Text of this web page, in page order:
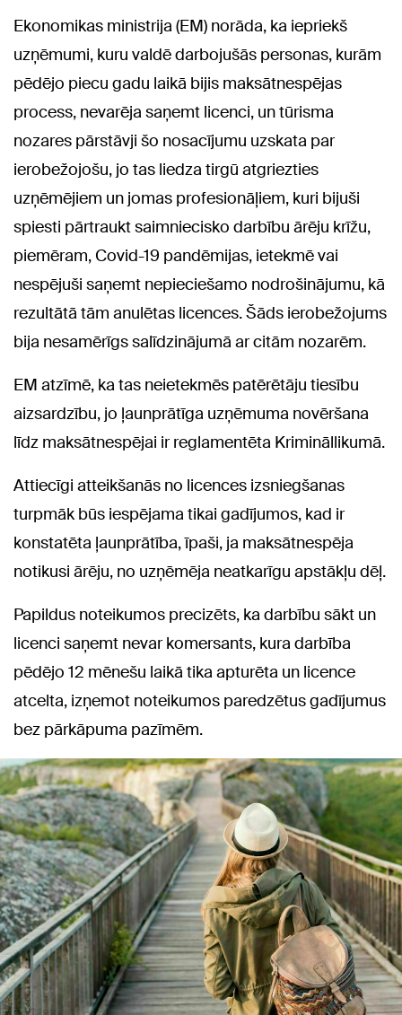
Ekonomikas ministrija (EM) norāda, ka iepriekš
uzņēmumi, kuru valdē darbojušās personas, kurām
pēdējo piecu gadu laikā bijis maksātnespējas
process, nevarēja saņemt licenci, un tūrisma
nozares pārstāvji šo nosacījumu uzskata par
ierobežojošu, jo tas liedza tirgū atgriezties
uzņēmējiem un jomas profesionāļiem, kuri bijuši
spiesti pārtraukt saimniecisko darbību ārēju krīžu,
piemēram, Covid-19 pandēmijas, ietekmē vai
nespējuši saņemt nepieciešamo nodrošinājumu, kā
rezultātā tām anulētas licences. Šāds ierobežojums
bija nesamērīgs salīdzinājumā ar citām nozarēm.
EM atzīmē, ka tas neietekmēs patērētāju tiesību
aizsardzību, jo ļaunprātīga uzņēmuma novēršana
līdz maksātnespējai ir reglamentēta Krimināllikumā.
Attiecīgi atteikšanās no licences izsniegšanas
turpmāk būs iespējama tikai gadījumos, kad ir
konstatēta ļaunprātība, īpaši, ja maksātnespēja
notikusi ārēju, no uzņēmēja neatkarīgu apstākļu dēļ.
Papildus noteikumos precizēts, ka darbību sākt un
licenci saņemt nevar komersants, kura darbība
pēdējo 12 mēnešu laikā tika apturēta un licence
atcelta, izņemot noteikumos paredzētus gadījumus
bez pārkāpuma pazīmēm.